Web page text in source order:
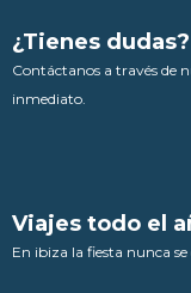
¿Tienes dudas?
Contáctanos a través de
inmediato.
Viajes todo el
En ibiza la fiesta nunca